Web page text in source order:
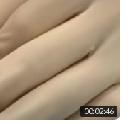
00:02:46